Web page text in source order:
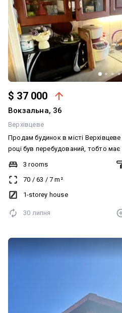
$ 37 000
Вокзальна, 36
Верхівцеве
Продам будинок в місті
році був перебудований, тобто має свіжі
ремонтом світлі та затишні.
теплому та сонячному будинку.
труби опалення нові, проводка якісна. Будинок
розрахунком на другий та третій
Можливий заїзд великої машини у
насосною станцією. Можливий продаж по СЕРТИФІКАТУ. Якщо
Вас зацікавила дана пропозиція
3 rooms
70 / 63 / 7 m²
1-storey house
30 липня